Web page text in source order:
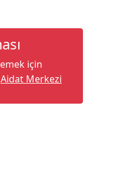
için
Aidat Merkezi